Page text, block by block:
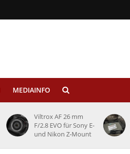
MEDIAINFO
Viltrox AF 26 mm
F/2.8 EVO für Sony E-
und Nikon Z-Mount